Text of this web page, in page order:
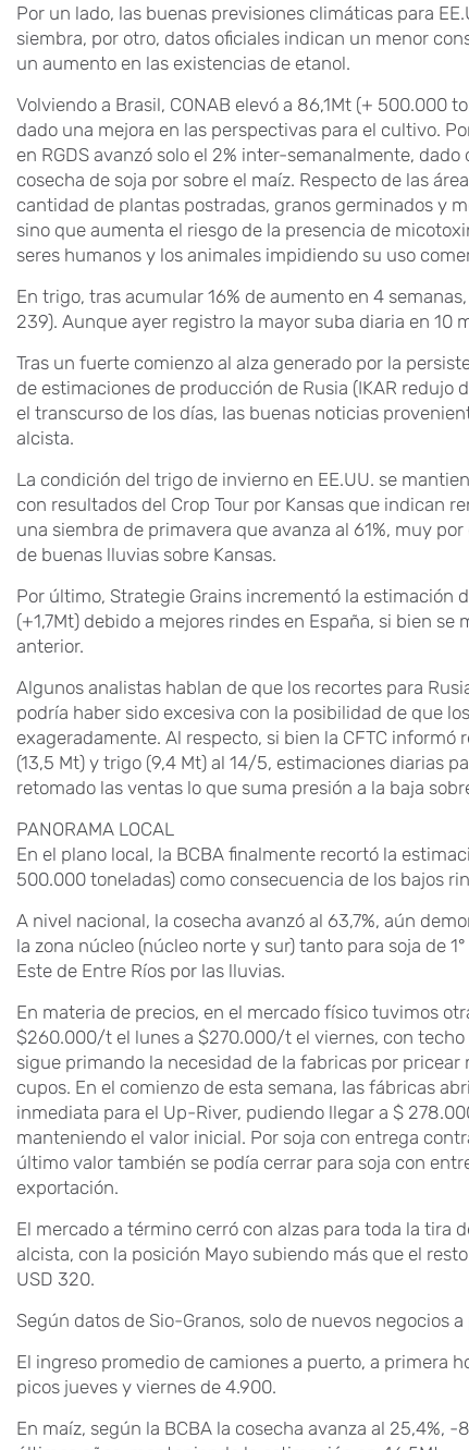
Por un lado, las buenas previsiones climáticas para
siembra, por otro, datos oficiales indican un menor
un aumento en las existencias de etanol.
Volviendo a Brasil, CONAB elevó a 86,1Mt (+ 500.000
dado una mejora en las perspectivas para el cultivo.
en RGDS avanzó solo el 2% inter-semanalmente,
cosecha de soja por sobre el maíz. Respecto de las
cantidad de plantas postradas, granos germinados y
sino que aumenta el riesgo de la presencia de
seres humanos y los animales impidiendo su uso
En trigo, tras acumular 16% de aumento en 4
239). Aunque ayer registro la mayor suba diaria en 10
Tras un fuerte comienzo al alza generado por la
de estimaciones de producción de Rusia (IKAR redujo
el transcurso de los días, las buenas noticias
alcista.
La condición del trigo de invierno en EE.UU. se
con resultados del Crop Tour por Kansas que indican
una siembra de primavera que avanza al 61%, muy
de buenas lluvias sobre Kansas.
Por último, Strategie Grains incrementó la estimación
(+1,7Mt) debido a mejores rindes en España, si bien se
anterior.
Algunos analistas hablan de que los recortes para
podría haber sido excesiva con la posibilidad de que
exageradamente. Al respecto, si bien la CFTC
(13,5 Mt) y trigo (9,4 Mt) al 14/5, estimaciones diarias
retomado las ventas lo que suma presión a la baja
PANORAMA LOCAL
En el plano local, la BCBA finalmente recortó la
500.000 toneladas) como consecuencia de los bajos
A nivel nacional, la cosecha avanzó al 63,7%, aún
la zona núcleo (núcleo norte y sur) tanto para soja de
Este de Entre Ríos por las lluvias.
En materia de precios, en el mercado físico tuvimos
$260.000/t el lunes a $270.000/t el viernes, con techo
sigue primando la necesidad de la fabricas por
cupos. En el comienzo de esta semana, las fábricas
inmediata para el Up-River, pudiendo llegar a $
manteniendo el valor inicial. Por soja con entrega
último valor también se podía cerrar para soja con
exportación.
El mercado a término cerró con alzas para toda la tira
alcista, con la posición Mayo subiendo más que el
USD 320.
Según datos de Sio-Granos, solo de nuevos negocios
El ingreso promedio de camiones a puerto, a primera
picos jueves y viernes de 4.900.
En maíz, según la BCBA la cosecha avanza al 25,4%,